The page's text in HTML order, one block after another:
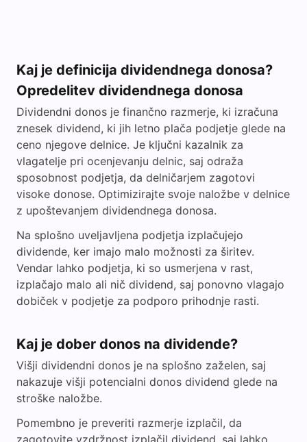
Kaj je definicija dividendnega donosa?
Opredelitev dividendnega donosa
Dividendni donos je finančno razmerje, ki izračuna
znesek dividend, ki jih letno plača podjetje glede na
ceno njegove delnice. Je ključni kazalnik za
vlagatelje pri ocenjevanju delnic, saj odraža
sposobnost podjetja, da delničarjem zagotovi
visoke donose. Optimizirajte svoje naložbe v delnice
z upoštevanjem dividendnega donosa.
Na splošno uveljavljena podjetja izplačujejo
dividende, ker imajo malo možnosti za širitev.
Vendar lahko podjetja, ki so usmerjena v rast,
izplačajo malo ali nič dividend, saj ponovno vlagajo
dobiček v podjetje za podporo prihodnje rasti.
Kaj je dober donos na dividende?
Višji dividendni donos je na splošno zaželen, saj
nakazuje višji potencialni donos dividend glede na
stroške naložbe.
Pomembno je preveriti razmerje izplačil, da